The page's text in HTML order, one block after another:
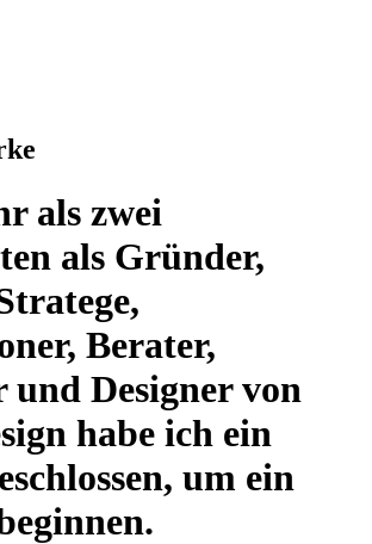
als zwei
als Gründer,
Berater,
Designer von
habe ich ein
um ein